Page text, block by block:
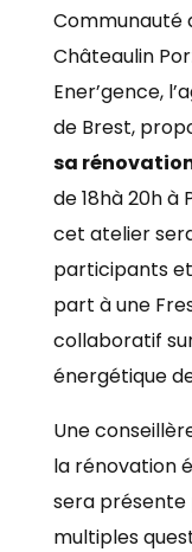
Communauté
Châteaulin
Ener’gence,
de Brest,
sa
de 18hà 20h à
cet atelier
participants
part à une
collaboratif
énergétique
Une
la rénovation
sera présente
multiples